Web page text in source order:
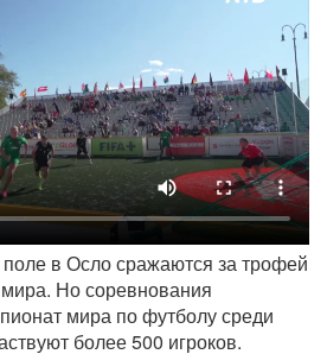
в Осло сражаются за трофей
Но соревнования
мира по футболу среди
более 500 игроков.